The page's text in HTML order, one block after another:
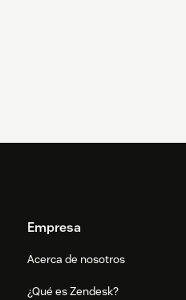
Empresa
Acerca de nosotros
¿Qué es Zendesk?